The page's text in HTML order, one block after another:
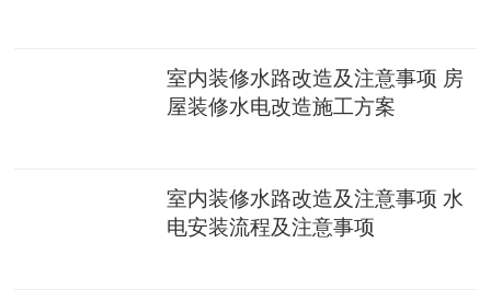
室内装修水路改造及注意事项 房
屋装修水电改造施工方案
室内装修水路改造及注意事项 水
电安装流程及注意事项